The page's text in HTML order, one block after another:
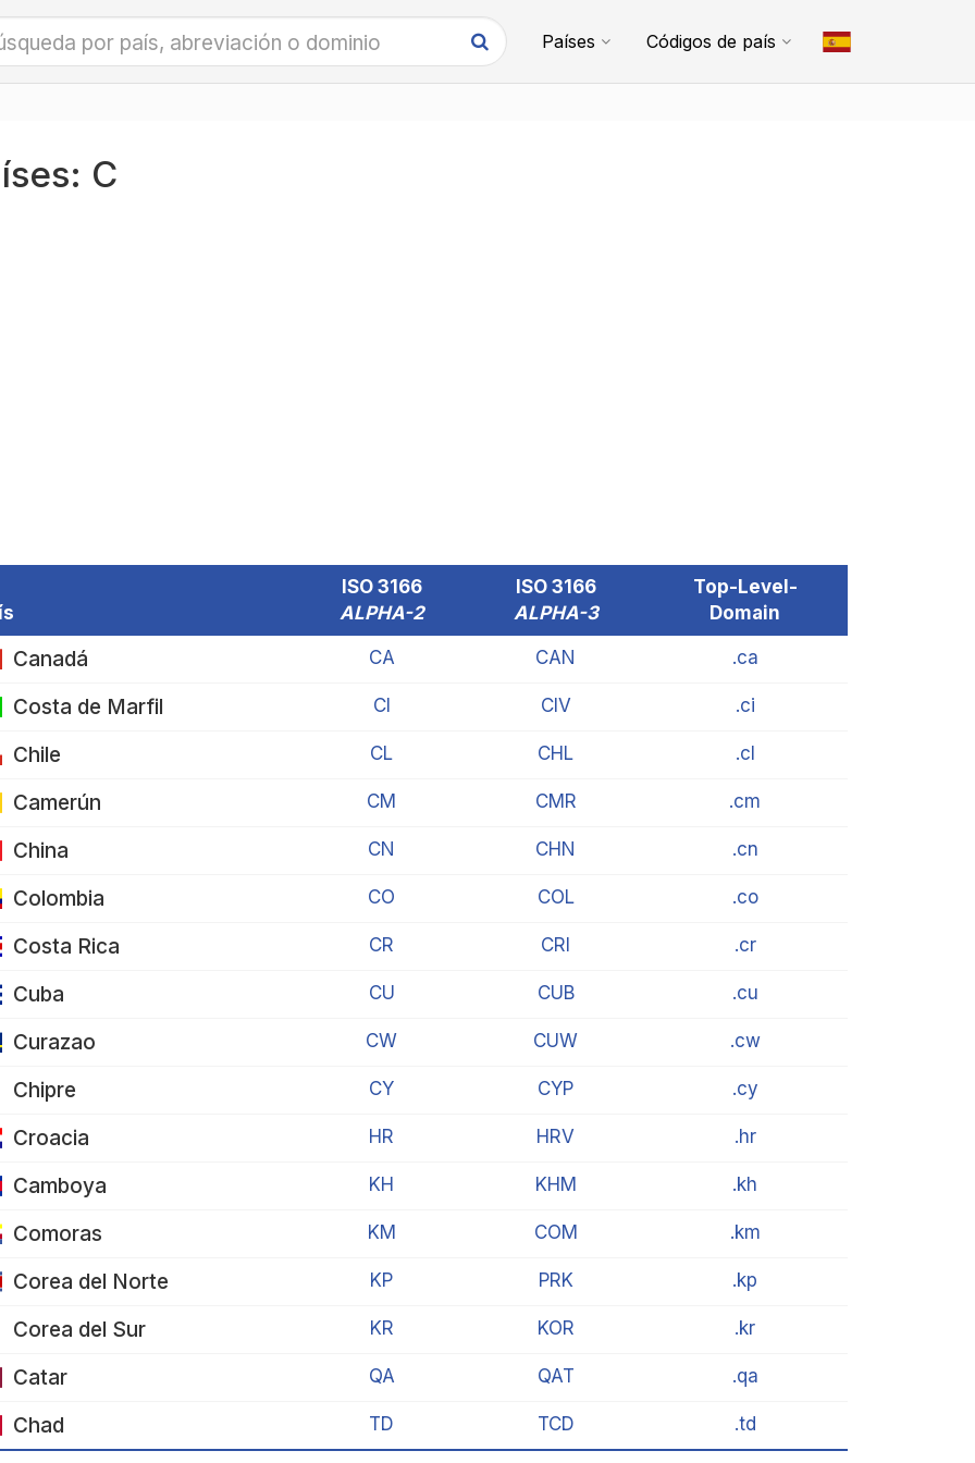
Países Códigos de país
C
ISO 3166
ALPHA-2
ISO 3166
ALPHA-3
Top-Level-
Domain
Canadá CA CAN .ca
Costa de Marfil CI CIV .ci
Chile CL CHL .cl
Camerún CM CMR .cm
China CN CHN .cn
Colombia CO COL .co
Costa Rica CR CRI .cr
Cuba CU CUB .cu
Curazao CW CUW .cw
Chipre CY CYP .cy
Croacia HR HRV .hr
Camboya KH KHM .kh
Comoras KM COM .km
Corea del Norte KP PRK .kp
Corea del Sur KR KOR .kr
Catar QA QAT .qa
Chad TD TCD .td